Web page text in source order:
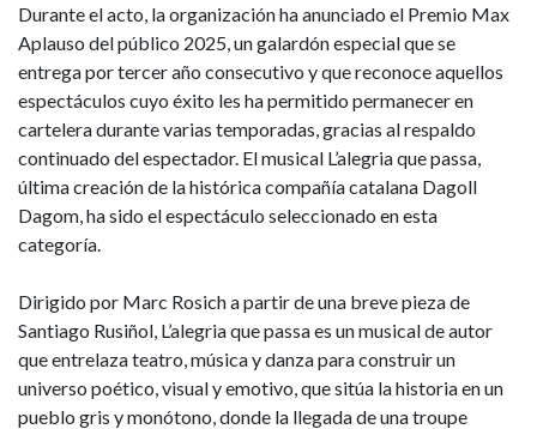
Durante el acto, la organización ha anunciado el Premio Max
Aplauso del público 2025, un galardón especial que se
entrega por tercer año consecutivo y que reconoce aquellos
espectáculos cuyo éxito les ha permitido permanecer en
cartelera durante varias temporadas, gracias al respaldo
continuado del espectador. El musical L’alegria que passa,
última creación de la histórica compañía catalana Dagoll
Dagom, ha sido el espectáculo seleccionado en esta
categoría.
Dirigido por Marc Rosich a partir de una breve pieza de
Santiago Rusiñol, L’alegria que passa es un musical de autor
que entrelaza teatro, música y danza para construir un
universo poético, visual y emotivo, que sitúa la historia en un
pueblo gris y monótono, donde la llegada de una troupe